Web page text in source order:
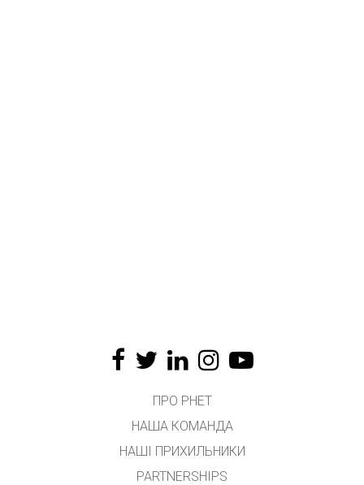
ПРО PHET
НАША КОМАНДА
НАШІ ПРИХИЛЬНИКИ
PARTNERSHIPS